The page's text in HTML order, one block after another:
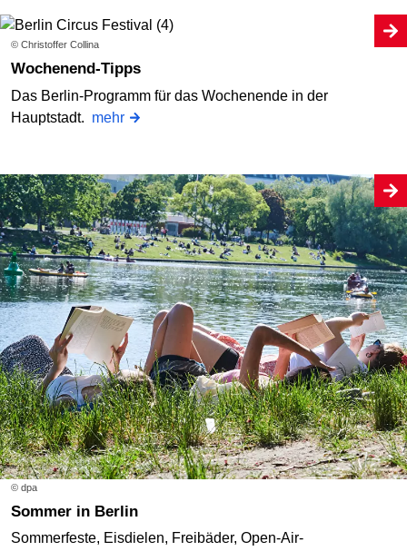
© Christoffer Collina
Wochenend-Tipps
Das Berlin-Programm für das Wochenende in der
Hauptstadt. mehr
© dpa
Sommer in Berlin
Sommerfeste, Eisdielen, Freibäder, Open-Air-